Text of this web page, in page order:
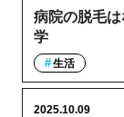
病院の脱毛
学
生活
2025.10.09